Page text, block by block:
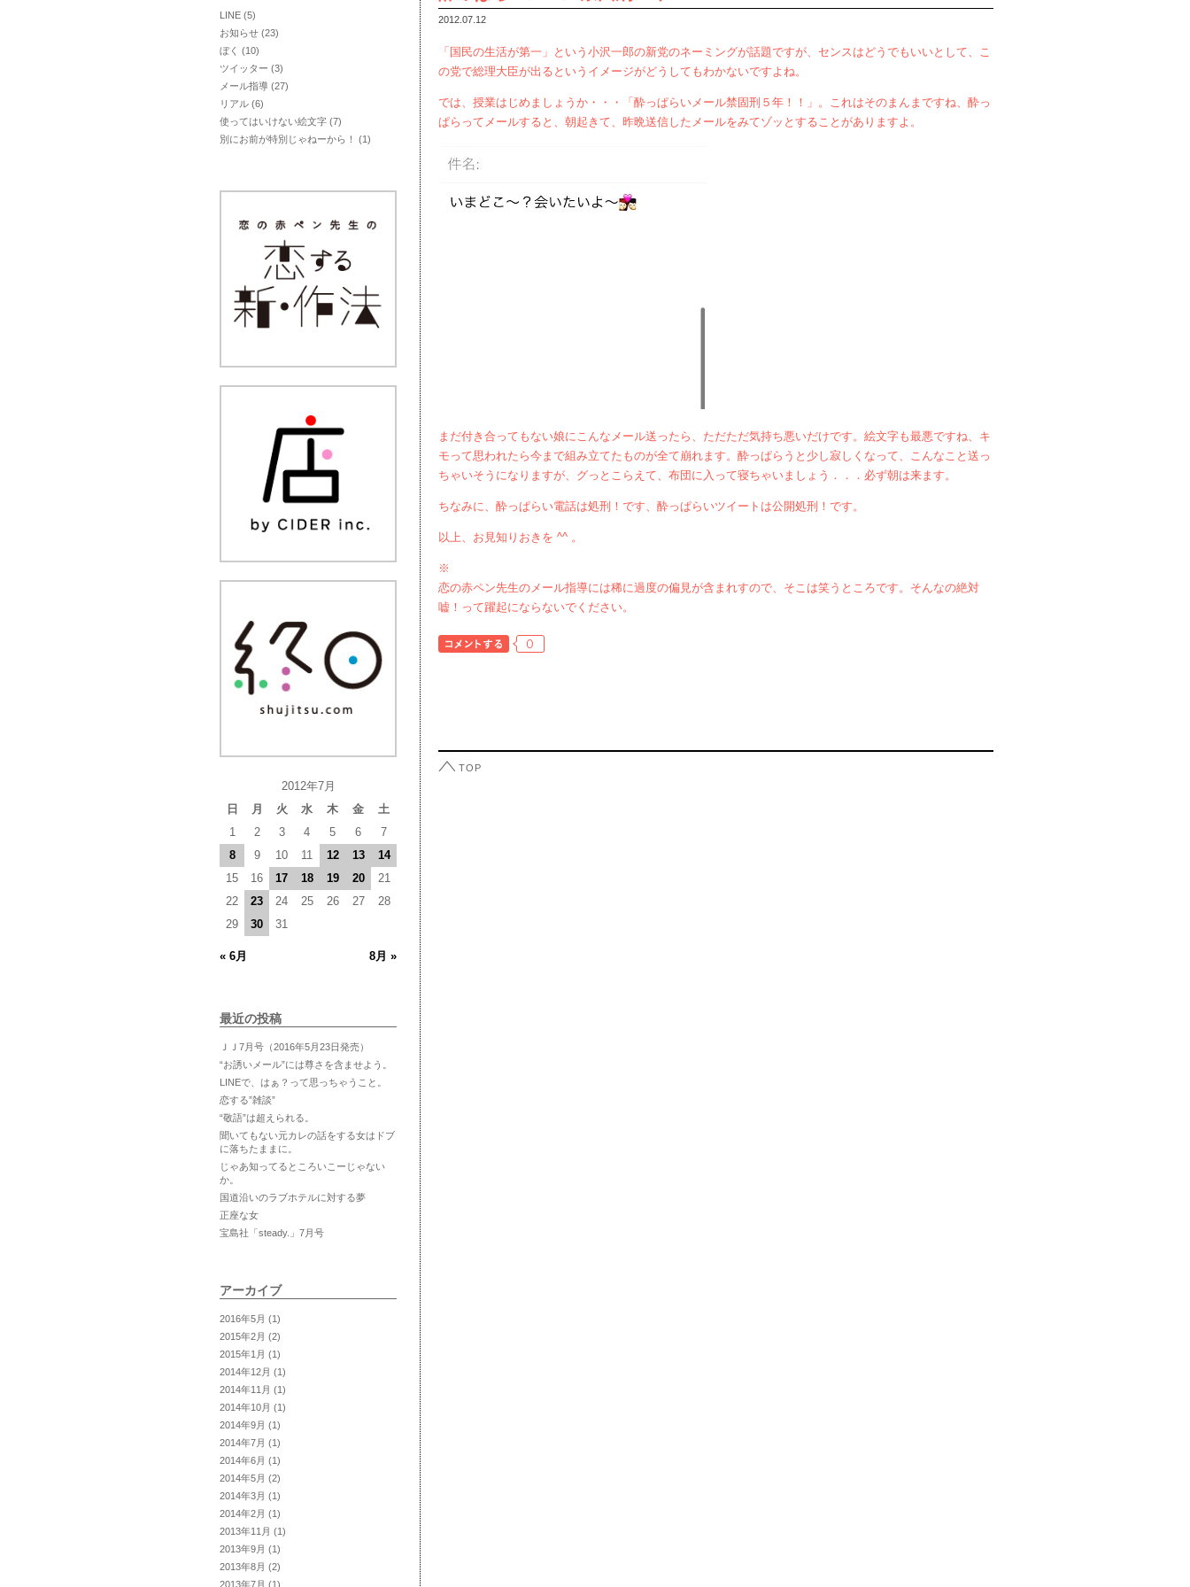
LINE (5)
お知らせ (23)
ぼく (10)
ツイッター (3)
メール指導 (27)
リアル (6)
使ってはいけない絵文字 (7)
別にお前が特別じゃねーから！
(1)
2012年7月
日
月 火 水 木 金 土
« 6月 8月 »
1 2 3 4 5 6
7
8
9 10 11 12 13
14
15
16 17 18 19 20
21
22
23 24 25 26 27
28
29
30 31
最近の投稿
ＪＪ7月号（2016年5月23日発売）
“お誘いメール”には尊さを含ませよう。
LINEで、はぁ？って思っちゃうこと。
恋する”雑談”
“敬語”は超えられる。
聞いてもない元カレの話をする女はドブ
に落ちたままに。
じゃあ知ってるところいこーじゃない
か。
国道沿いのラブホテルに対する夢
正座な女
宝島社「steady.」7月号
アーカイブ
2016年5月 (1)
2015年2月 (2)
2015年1月 (1)
2014年12月 (1)
2014年11月 (1)
2014年10月 (1)
2014年9月 (1)
2014年7月 (1)
2014年6月 (1)
2014年5月 (2)
2014年3月 (1)
2014年2月 (1)
2013年11月 (1)
2013年9月 (1)
2013年8月 (2)
2013年7月 (1)
2012.07.12
「国民の生活が第一」という小沢一郎の新党のネーミングが話題ですが、センスはどうでもいいとして、こ
の党で総理大臣が出るというイメージがどうしてもわかないですよね。
では、授業はじめましょうか・・・「酔っぱらいメール禁固刑５年！！」。これはそのまんまですね、酔っ
ぱらってメールすると、朝起きて、昨晩送信したメールをみてゾッとすることがありますよ。
まだ付き合ってもない娘にこんなメール送ったら、ただただ気持ち悪いだけです。絵文字も最悪ですね、キ
モって思われたら今まで組み立てたものが全て崩れます。酔っぱらうと少し寂しくなって、こんなこと送っ
ちゃいそうになりますが、グっとこらえて、布団に入って寝ちゃいましょう．．．必ず朝は来ます。
ちなみに、酔っぱらい電話は処刑！です、酔っぱらいツイートは公開処刑！です。
以上、お見知りおきを ^^ 。
※
恋の赤ペン先生のメール指導には稀に過度の偏見が含まれすので、そこは笑うところです。そんなの絶対
嘘！って躍起にならないでください。
0
TOP